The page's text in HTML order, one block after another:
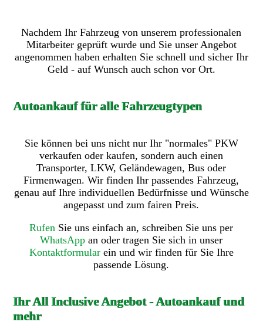
Nachdem Ihr Fahrzeug von unserem professionalen
Mitarbeiter geprüft wurde und Sie unser Angebot
angenommen haben erhalten Sie schnell und sicher Ihr
Geld - auf Wunsch auch schon vor Ort.
Autoankauf für alle Fahrzeugtypen
Sie können bei uns nicht nur Ihr "normales" PKW
verkaufen oder kaufen, sondern auch einen
Transporter, LKW, Geländewagen, Bus oder
Firmenwagen. Wir finden Ihr passendes Fahrzeug,
genau auf Ihre individuellen Bedürfnisse und Wünsche
angepasst und zum fairen Preis.
Rufen Sie uns einfach an, schreiben Sie uns per
WhatsApp an oder tragen Sie sich in unser
Kontaktformularein und wir finden für Sie Ihre
passende Lösung.
Ihr All Inclusive Angebot - Autoankauf und
mehr